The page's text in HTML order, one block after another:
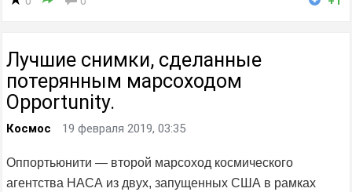
Лучшие снимки, сделанные
потерянным марсоходом
Opportunity.
Космос 19 февраля 2019, 03:35
Оппортьюнити — второй марсоход космического
агентства НАСА из двух, запущенных США в рамках